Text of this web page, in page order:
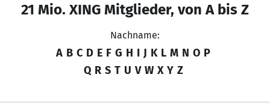
21 Mio. XING Mitglieder, von A bis Z
Nachname:
A B C D E F G H I J K L M N O P
Q R S T U V W X Y Z